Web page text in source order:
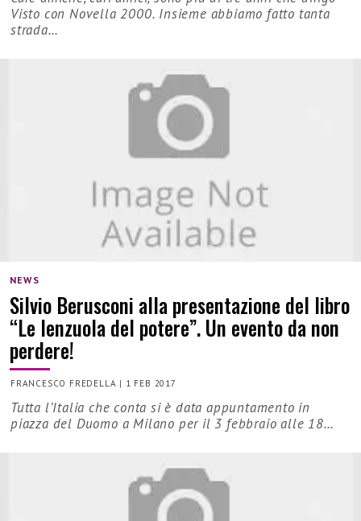
Visto con Novella 2000. Insieme abbiamo fatto tanta
strada…
NEWS
Silvio Berusconi alla presentazione del libro
“Le lenzuola del potere”. Un evento da non
perdere!
FRANCESCO FREDELLA | 1 FEB 2017
Tutta l’Italia che conta si è data appuntamento in
piazza del Duomo a Milano per il 3 febbraio alle 18…